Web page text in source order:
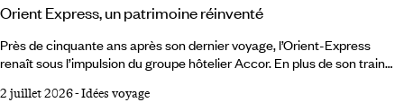
Orient Express, un patrimoine réinventé
Près de cinquante ans après son dernier voyage, l’Orient-Express
renaît sous l’impulsion du groupe hôtelier Accor. En plus de son train
désormais aux hôtels et à la mer, avec une même ambition : faire du
2 juillet 2026-Idées voyage